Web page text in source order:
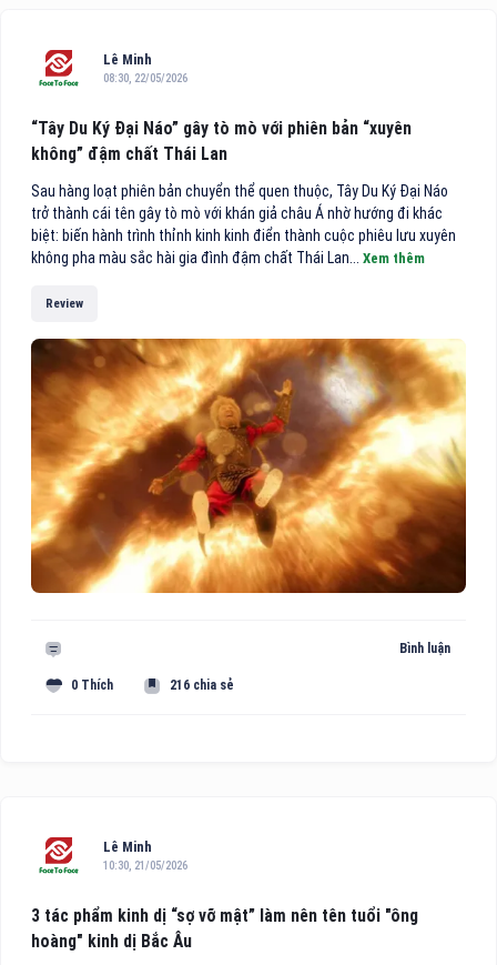
Lê Minh
08:30, 22/05/2026
“Tây Du Ký Đại Náo” gây tò mò với phiên bản “xuyên
không” đậm chất Thái Lan
Sau hàng loạt phiên bản chuyển thể quen thuộc, Tây Du Ký Đại Náo
trở thành cái tên gây tò mò với khán giả châu Á nhờ hướng đi khác
biệt: biến hành trình thỉnh kinh kinh điển thành cuộc phiêu lưu xuyên
không pha màu sắc hài gia đình đậm chất Thái Lan... Xem thêm
Review
Bình luận
0 Thích 216 chia sẻ
Lê Minh
10:30, 21/05/2026
3 tác phẩm kinh dị “sợ vỡ mật” làm nên tên tuổi "ông
hoàng" kinh dị Bắc Âu